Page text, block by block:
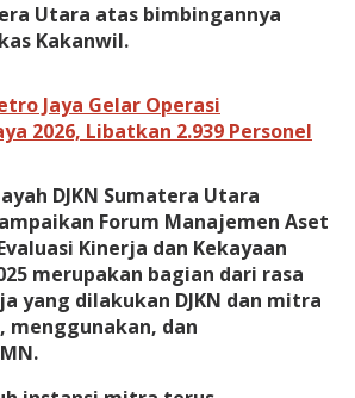
Utara atas bimbingannya
Kakanwil.
Jaya Gelar Operasi
2026, Libatkan 2.939 Personel
DJKN Sumatera Utara
Forum Manajemen Aset
Kinerja dan Kekayaan
merupakan bagian dari rasa
yang dilakukan DJKN dan mitra
menggunakan, dan